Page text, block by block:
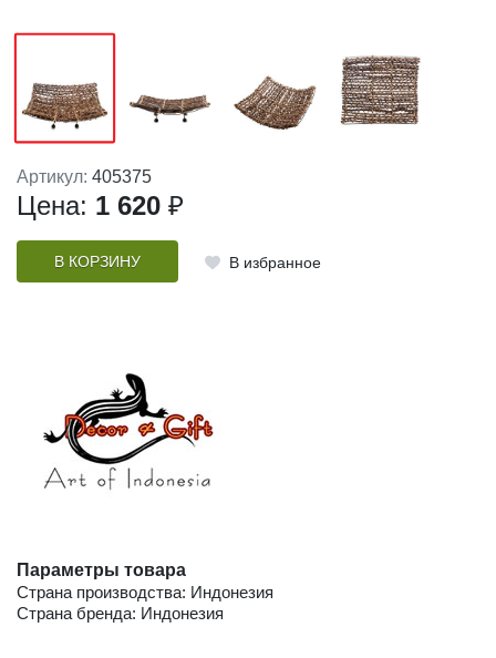
Артикул: 405375
Цена: 1 620 ₽
В КОРЗИНУ В избранное
Параметры товара
Страна производства: Индонезия
Страна бренда: Индонезия